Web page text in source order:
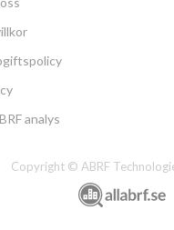
analys
Copyright © ABRF